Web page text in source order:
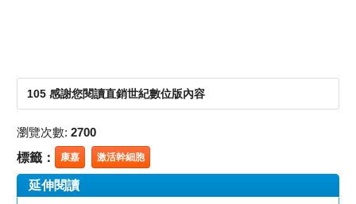
105 感謝您閱讀直銷世紀數位版內容
瀏覽次數: 2700
標籤： 康嘉 激活幹細胞
延伸閱讀